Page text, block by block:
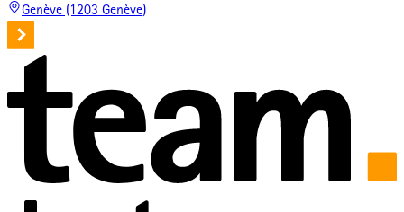
Genève (1203 Genève)